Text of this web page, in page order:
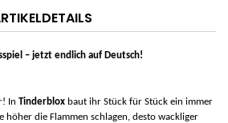
– jetzt endlich auf Deutsch!
In Tinderblox baut ihr Stück für Stück ein immer
höher die Flammen schlagen, desto wackliger